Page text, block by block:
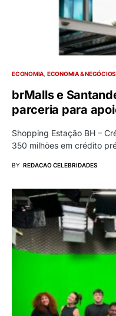
ECONOMIA ECONOMIA & NEGÓCIOS
brMalls e
parceria para
Shopping Estação BH –
350 milhões em crédito
BY REDACAO CELEBRIDADES